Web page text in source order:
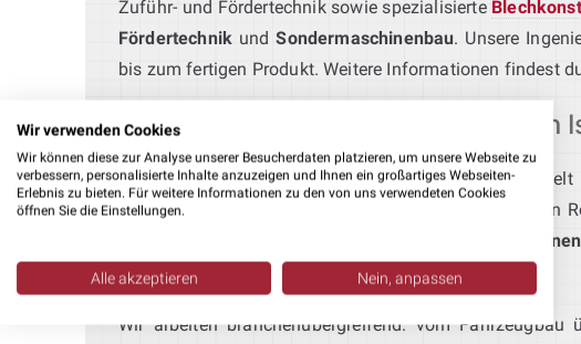
Zuführ- und Fördertechnik sowie spezialisierte
Fördertechnik undSondermaschinenbau. Unsere
bis zum fertigen Produkt. Weitere Informationen findest
Ingenieurbüro Montageautomation
UnserIngenieurbüro für Montageautomationentwickelt
bis zur Integration in bestehende Anlagen. Mithilfe von
Konstruktionsbüro
Produktionslinien.
Wir arbeiten branchenübergreifend: vom
Wir verwenden Cookies
Wir können diese zur Analyse unserer Besucherdaten platzieren, um unsere Webseite zu
verbessern, personalisierte Inhalte anzuzeigen und Ihnen ein großartiges Webseiten-
Erlebnis zu bieten. Für weitere Informationen zu den von uns verwendeten Cookies
öffnen Sie die Einstellungen.
Alle akzeptieren Nein, anpassen